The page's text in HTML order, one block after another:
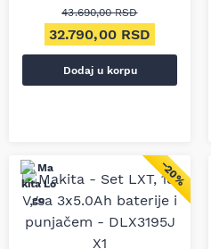
43.690,00RSD
Originalna cena je bila:
32.790,00 RSD
Dodaj u korpu
−20%